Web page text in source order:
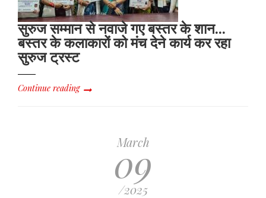
सुरुज सम्मान से नवाजे गए बस्तर के शान...
बस्तर के कलाकारों को मंच देने कार्य कर रहा
सुरुज ट्रस्ट
Continue reading
March
09
/2025